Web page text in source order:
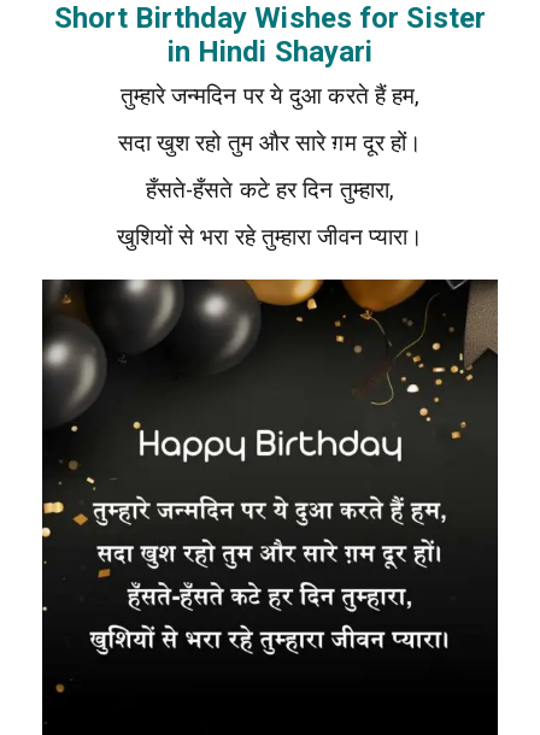
Short Birthday Wishes for Sister
in Hindi Shayari
तुम्हारे जन्मदिन पर ये दुआ करते हैं हम,
सदा खुश रहो तुम और सारे ग़म दूर हों।
हँसते-हँसते कटे हर दिन तुम्हारा,
खुशियों से भरा रहे तुम्हारा जीवन प्यारा।